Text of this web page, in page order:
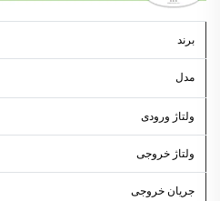
برند
مدل
ولتاژ ورودی
ولتاژ خروجی
جریان خروجی